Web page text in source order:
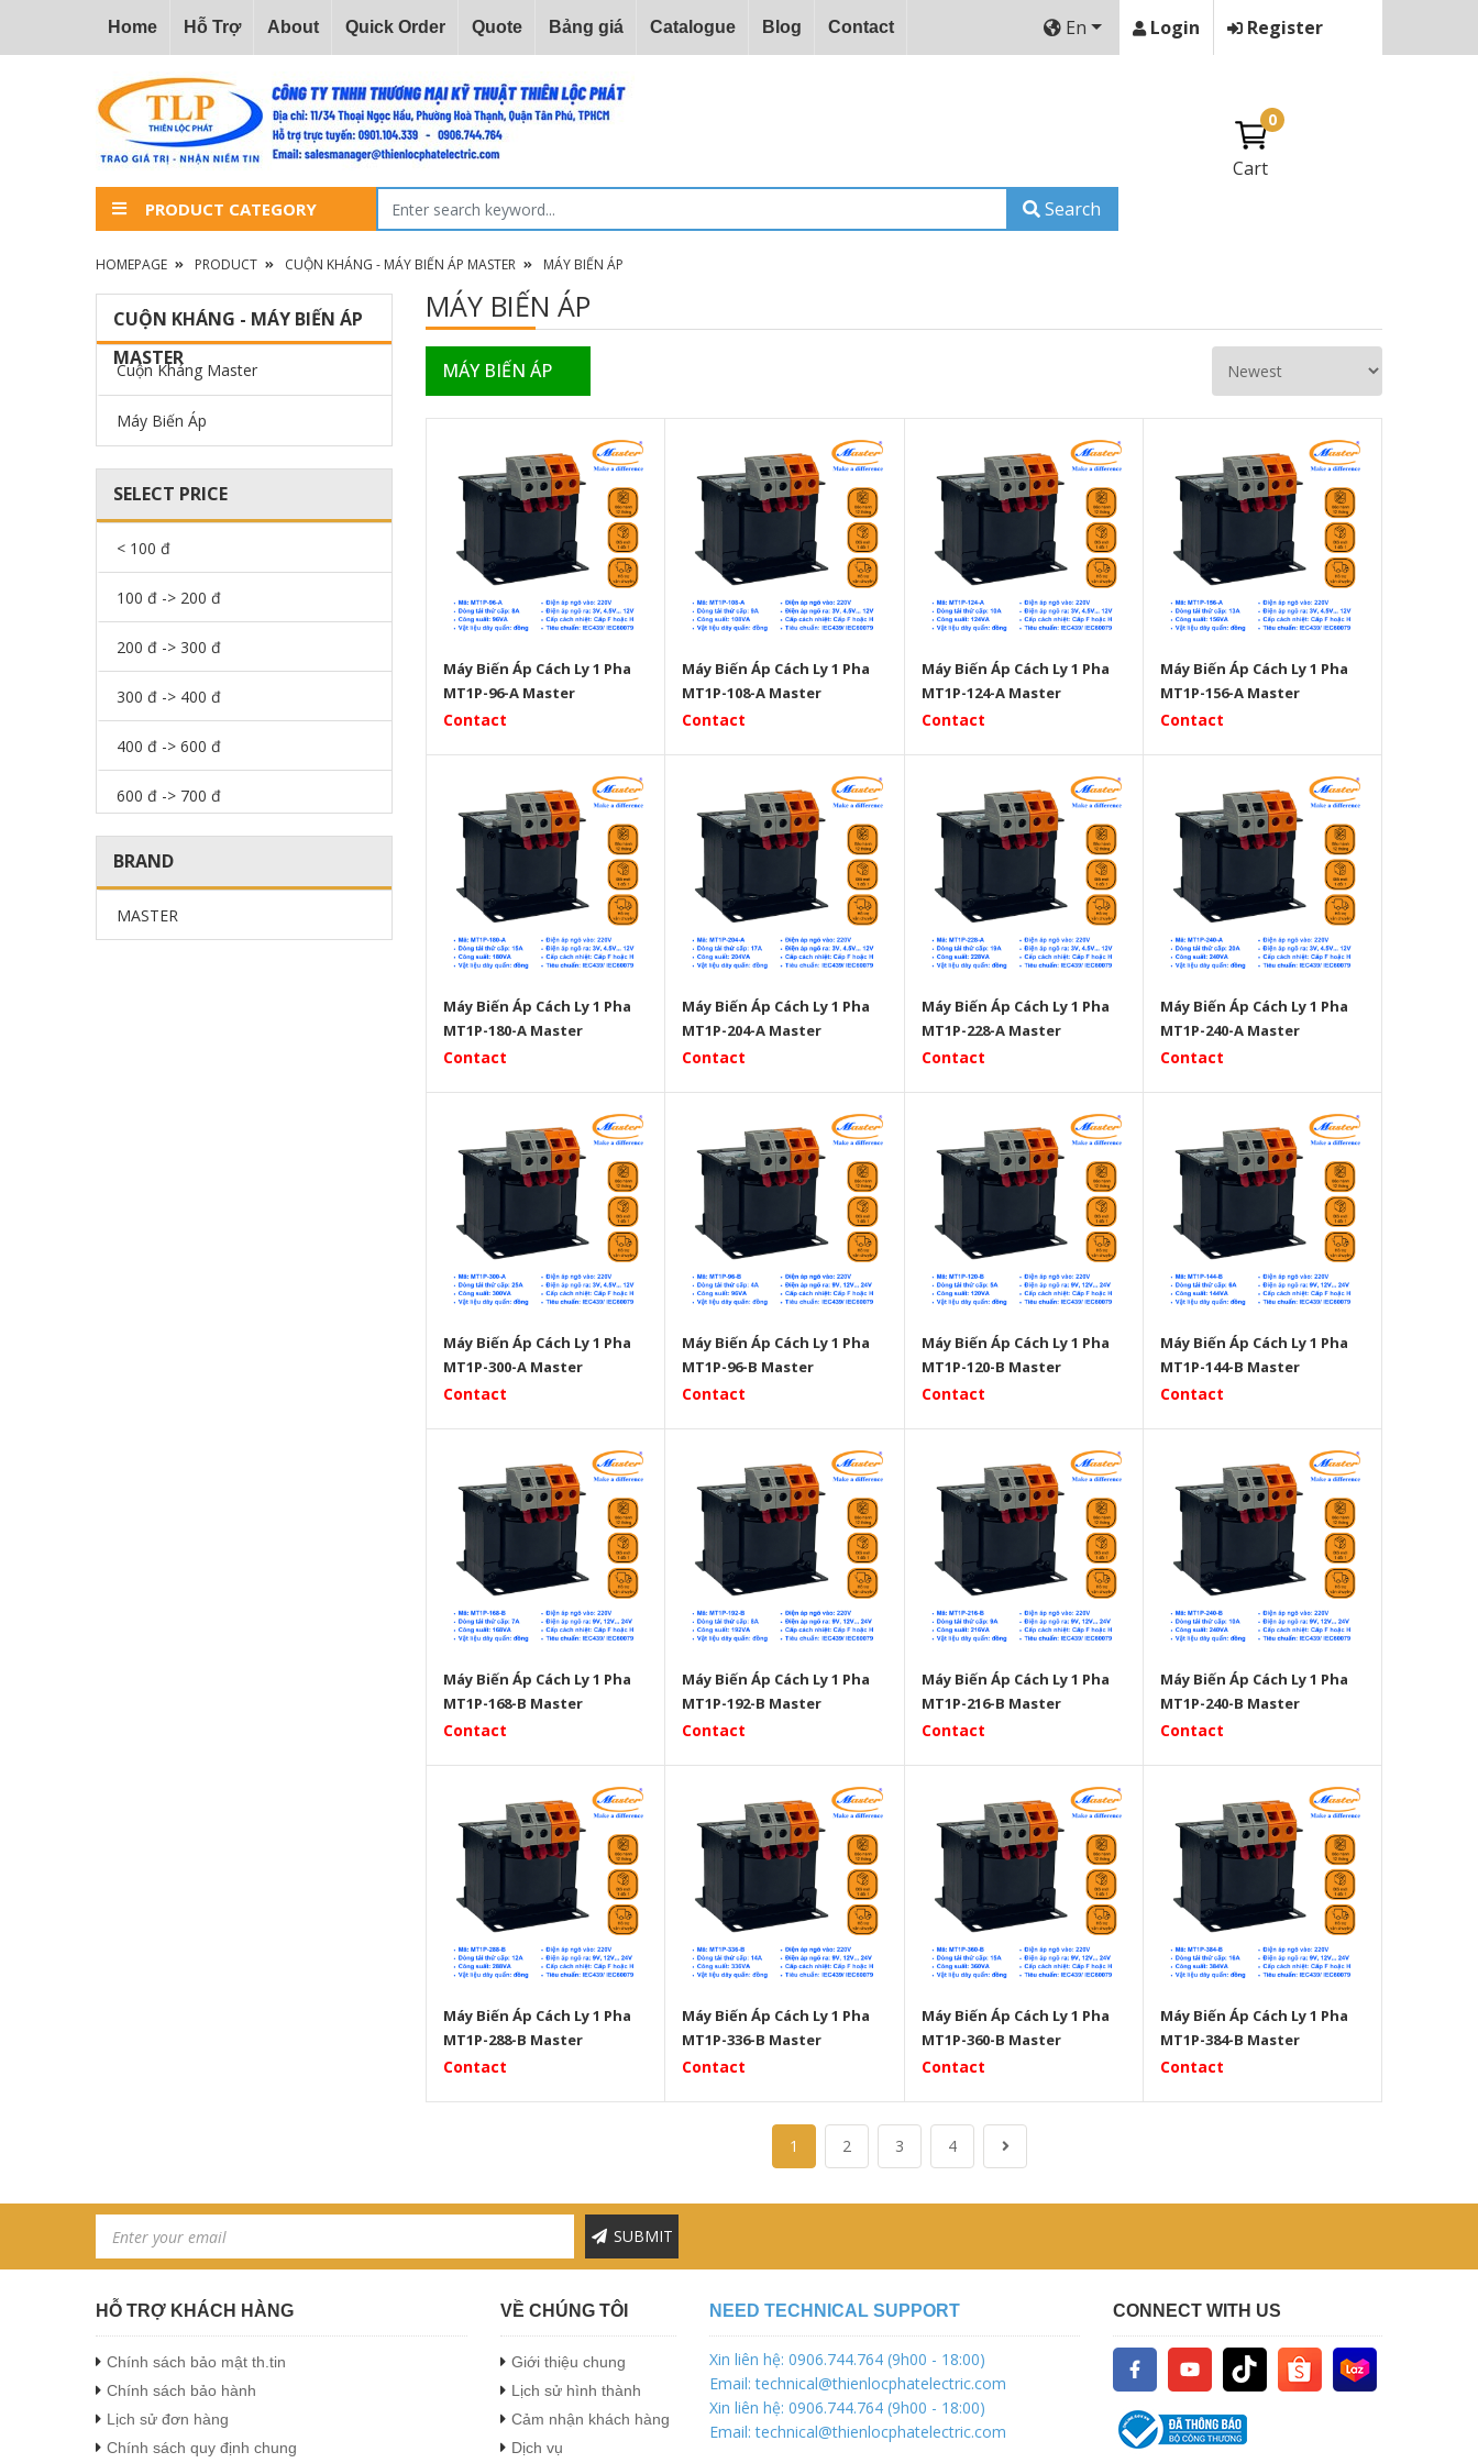
Home Hỗ Trợ About Quick Order Quote Bảng giá Catalogue Blog Contact En Login Register
PRODUCT CATEGORY Search
Cart
0
HOMEPAGE PRODUCT CUỘN KHÁNG - MÁY BIẾN ÁP MASTER MÁY BIẾN ÁP
CUỘN KHÁNG - MÁY BIẾN ÁP
MASTER
Cuộn Kháng Master
Máy Biến Áp
SELECT PRICE
< 100 đ
100 đ -> 200 đ
200 đ -> 300 đ
300 đ -> 400 đ
400 đ -> 600 đ
600 đ -> 700 đ
800 đ -> 900 đ
900 đ -> 1.000 đ
BRAND
MASTER
MÁY BIẾN ÁP
MÁY BIẾN ÁP
Máy Biến Áp Cách Ly 1 Pha
MT1P-96-A Master
Contact
Máy Biến Áp Cách Ly 1 Pha
MT1P-108-A Master
Contact
Máy Biến Áp Cách Ly 1 Pha
MT1P-124-A Master
Contact
Máy Biến Áp Cách Ly 1 Pha
MT1P-156-A Master
Contact
Máy Biến Áp Cách Ly 1 Pha
MT1P-180-A Master
Contact
Máy Biến Áp Cách Ly 1 Pha
MT1P-204-A Master
Contact
Máy Biến Áp Cách Ly 1 Pha
MT1P-228-A Master
Contact
Máy Biến Áp Cách Ly 1 Pha
MT1P-240-A Master
Contact
Máy Biến Áp Cách Ly 1 Pha
MT1P-300-A Master
Contact
Máy Biến Áp Cách Ly 1 Pha
MT1P-96-B Master
Contact
Máy Biến Áp Cách Ly 1 Pha
MT1P-120-B Master
Contact
Máy Biến Áp Cách Ly 1 Pha
MT1P-144-B Master
Contact
Máy Biến Áp Cách Ly 1 Pha
MT1P-168-B Master
Contact
Máy Biến Áp Cách Ly 1 Pha
MT1P-192-B Master
Contact
Máy Biến Áp Cách Ly 1 Pha
MT1P-216-B Master
Contact
Máy Biến Áp Cách Ly 1 Pha
MT1P-240-B Master
Contact
Máy Biến Áp Cách Ly 1 Pha
MT1P-288-B Master
Contact
Máy Biến Áp Cách Ly 1 Pha
MT1P-336-B Master
Contact
Máy Biến Áp Cách Ly 1 Pha
MT1P-360-B Master
Contact
Máy Biến Áp Cách Ly 1 Pha
MT1P-384-B Master
Contact
1 2 3 4
SUBMIT
HỖ TRỢ KHÁCH HÀNG
Chính sách bảo mật th.tin
Chính sách bảo hành
Lịch sử đơn hàng
Chính sách quy định chung
VỀ CHÚNG TÔI
Giới thiệu chung
Lịch sử hình thành
Cảm nhận khách hàng
Dịch vụ
NEED TECHNICAL SUPPORT
Xin liên hệ: 0906.744.764 (9h00 - 18:00)
Email: technical@thienlocphatelectric.com
Xin liên hệ: 0906.744.764 (9h00 - 18:00)
Email: technical@thienlocphatelectric.com
CONNECT WITH US